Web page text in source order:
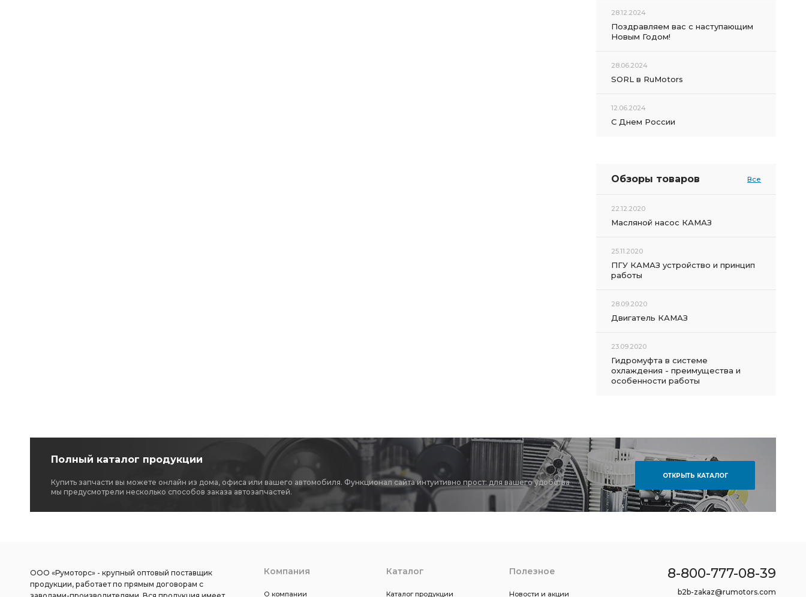
28.12.2024
Поздравляем вас с наступающим
Новым Годом!
28.06.2024
SORL в RuMotors
12.06.2024
С Днем России
Обзоры товаров Все
22.12.2020
Масляной насос КАМАЗ
25.11.2020
ПГУ КАМАЗ устройство и принцип
работы
28.09.2020
Двигатель КАМАЗ
23.09.2020
Гидромуфта в системе
охлаждения - преимущества и
особенности работы
Полный каталог продукции
Купить запчасти вы можете онлайн из дома, офиса или вашего автомобиля. Функционал сайта интуитивно прост: для вашего удобства
мы предусмотрели несколько способов заказа автозапчастей.
ОТКРЫТЬ КАТАЛОГ
ООО «Румоторс» - крупный оптовый поставщик
продукции, работает по прямым договорам с
Компания
О компании
Каталог
Каталог продукции
Полезное
Новости и акции
8-800-777-08-39
b2b-zakaz@rumotors.com